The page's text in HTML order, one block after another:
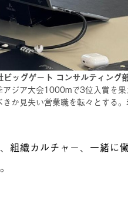
ッグゲート コンサルティング
ジア大会1000mで3位入賞を
か見失い営業職を転々とする
組織カルチャー、一緒に